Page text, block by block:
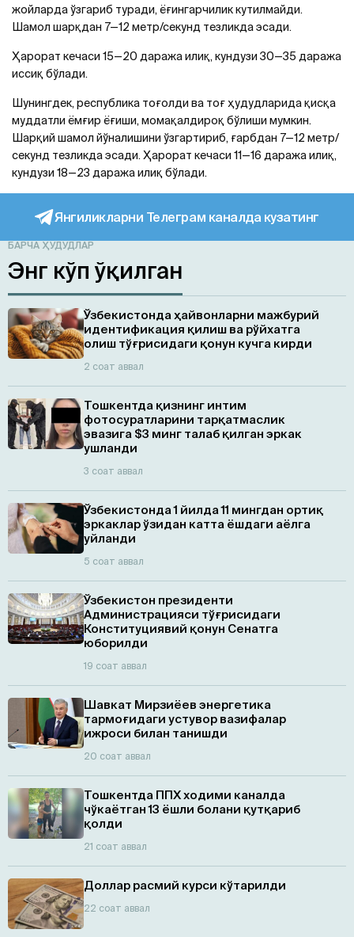
жойларда ўзгариб туради, ёғингарчилик кутилмайди.
Шамол шарқдан 7—12 метр/секунд тезликда эсади.
Ҳарорат кечаси 15—20 даража илиқ, кундузи 30—35 даража
иссиқ бўлади.
Шунингдек, республика тоғолди ва тоғ ҳудудларида қисқа
муддатли ёмғир ёғиши, момақалдироқ бўлиши мумкин.
Шарқий шамол йўналишини ўзгартириб, ғарбдан 7—12 метр/
секунд тезликда эсади. Ҳарорат кечаси 11—16 даража илиқ,
кундузи 18—23 даража илиқ бўлади.
Янгиликларни Телеграм каналда кузатинг
БАРЧА ҲУДУДЛАР
Энг кўп ўқилган
Ўзбекистонда ҳайвонларни мажбурий
идентификация қилиш ва рўйхатга
олиш тўғрисидаги қонун кучга кирди
2 соат аввал
Тошкентда қизнинг интим
фотосуратларини тарқатмаслик
эвазига $3 минг талаб қилган эркак
ушланди
3 соат аввал
Ўзбекистонда 1 йилда 11 мингдан ортиқ
эркаклар ўзидан катта ёшдаги аёлга
уйланди
5 соат аввал
Ўзбекистон президенти
Администрацияси тўғрисидаги
Конституциявий қонун Сенатга
юборилди
19 соат аввал
Шавкат Мирзиёев энергетика
тармоғидаги устувор вазифалар
ижроси билан танишди
20 соат аввал
Тошкентда ППХ ходими каналда
чўкаётган 13 ёшли болани қутқариб
қолди
21 соат аввал
Доллар расмий курси кўтарилди
22 соат аввал